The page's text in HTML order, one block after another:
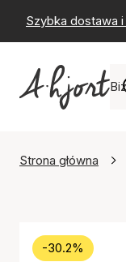
Szybka dostawa
Strona główna
-30.2%